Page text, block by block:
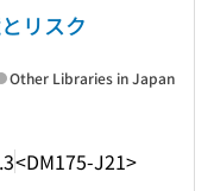
リスク
<DM175-J21>
Other Libraries in Japan